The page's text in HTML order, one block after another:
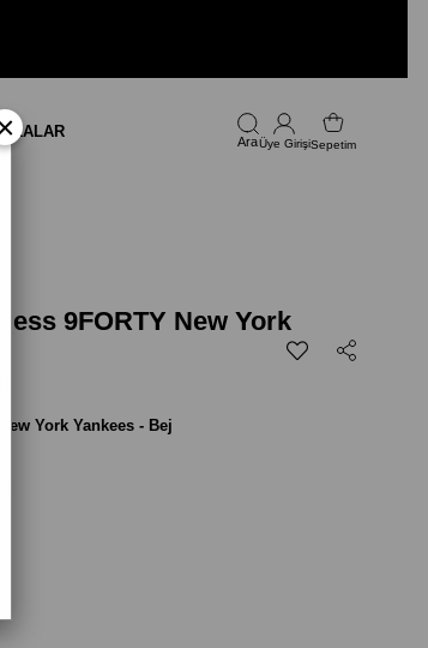
Üye GirişiSepetim
9FORTY New York
York Yankees - Bej